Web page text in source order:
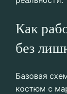
Как
без
Базовая
костюм с